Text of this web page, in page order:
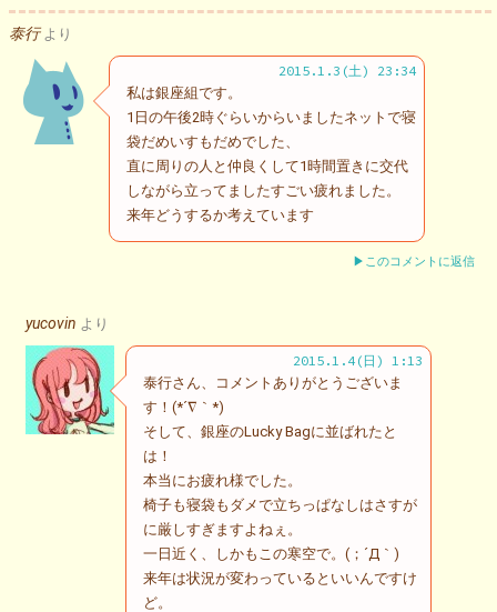
泰行 より
2015.1.3(土) 23:34
私は銀座組です。
1日の午後2時ぐらいからいましたネットで寝
袋だめいすもだめでした、
直に周りの人と仲良くして1時間置きに交代
しながら立ってましたすごい疲れました。
来年どうするか考えています
▶このコメントに返信
yucovin より
2015.1.4(日) 1:13
泰行さん、コメントありがとうございま
す！(*´∇｀*)
そして、銀座のLucky Bagに並ばれたと
は！
本当にお疲れ様でした。
椅子も寝袋もダメで立ちっぱなしはさすが
に厳しすぎますよねぇ。
一日近く、しかもこの寒空で。(；´Д｀)
来年は状況が変わっているといいんですけ
ど。